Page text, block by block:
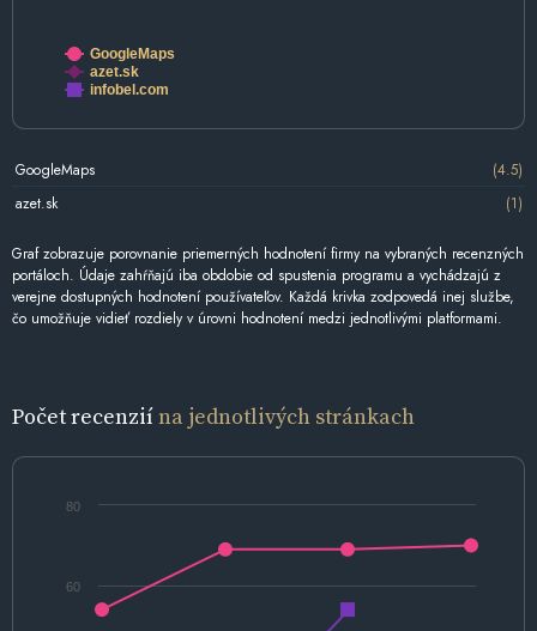
GoogleMaps
azet.sk
infobel.com
GoogleMaps
(4.5)
azet.sk
(1)
Graf zobrazuje porovnanie priemerných hodnotení firmy na vybraných recenzných
portáloch. Údaje zahŕňajú iba obdobie od spustenia programu a vychádzajú z
verejne dostupných hodnotení používateľov. Každá krivka zodpovedá inej službe,
čo umožňuje vidieť rozdiely v úrovni hodnotení medzi jednotlivými platformami.
Počet recenziína jednotlivých stránkach
60
80